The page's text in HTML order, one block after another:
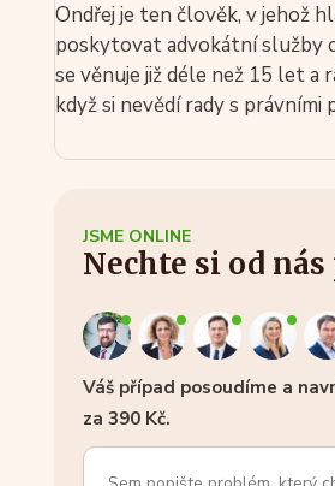
Ondřej je ten člověk, v jehož
poskytovat advokátní služby
se věnuje již déle než 15 let a
když si nevědí rady s právními
JSME ONLINE
Nechte si od
Váš případ posoudíme a
za 390 Kč.